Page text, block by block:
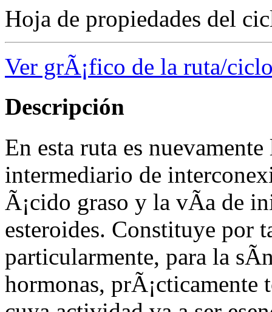
Hoja de propiedades del
Ver grÃ¡fico de la ruta/
Descripción
En esta ruta es
intermediario de
Ã¡cido graso y la vÃ­a de
esteroides. Constituye por
particularmente, para la
hormonas,